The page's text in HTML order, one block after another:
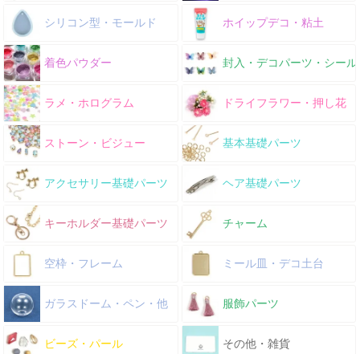
シリコン型・モールド ホイップデコ・粘土
着色パウダー 封入・デコパーツ・シール
ラメ・ホログラム ドライフラワー・押し花
ストーン・ビジュー 基本基礎パーツ
アクセサリー基礎パーツ ヘア基礎パーツ
キーホルダー基礎パーツ チャーム
空枠・フレーム ミール皿・デコ土台
ガラスドーム・ペン・他 服飾パーツ
ビーズ・パール その他・雑貨